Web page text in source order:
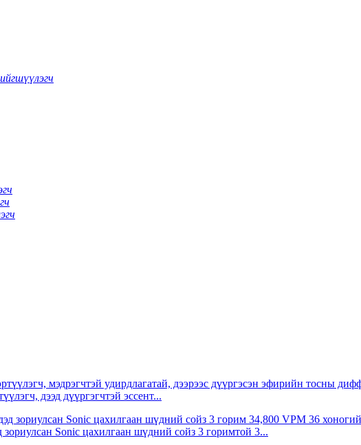
дээд дүүргэгчтэй эссент...
зориулсан Sonic цахилгаан шүдний сойз 3 горимтой 3...